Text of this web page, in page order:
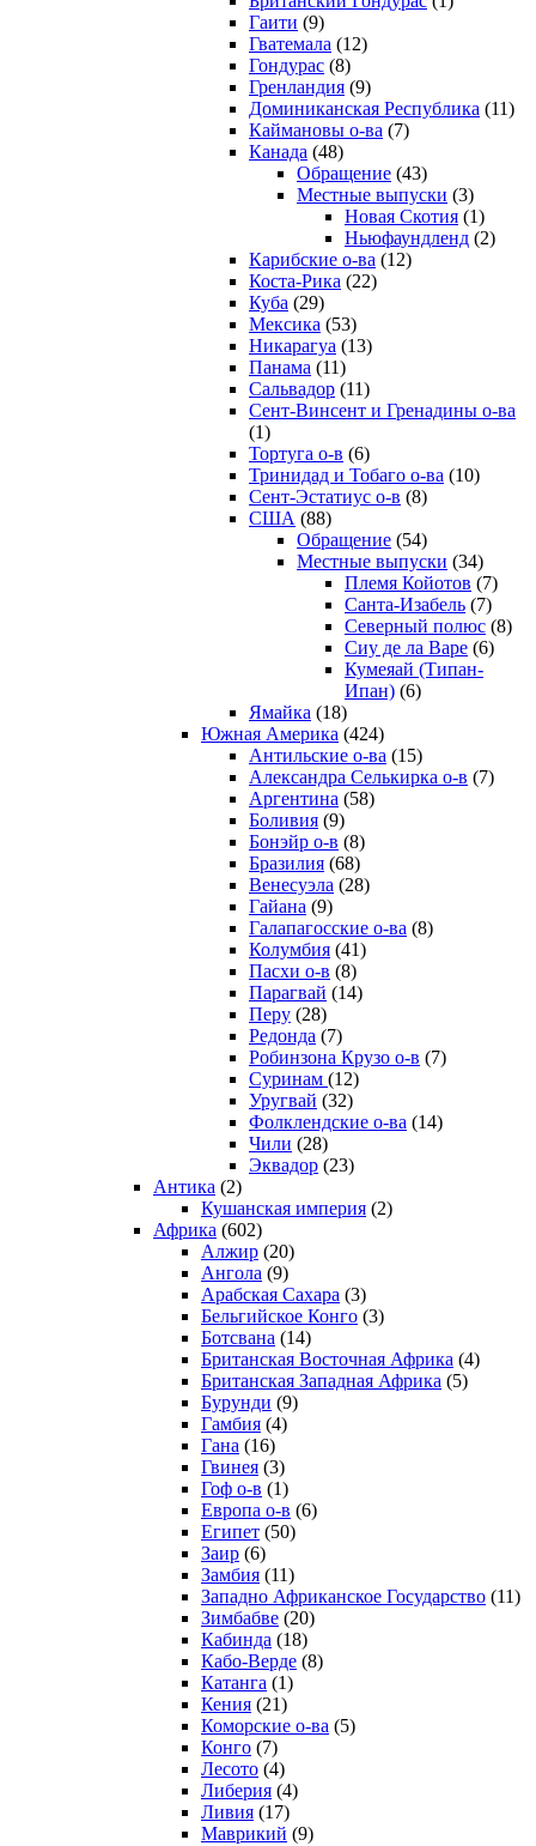
Гаити (9)
Гватемала (12)
Гондурас (8)
Гренландия (9)
Доминиканская Республика (11)
Каймановы о-ва (7)
Канада (48)
Обращение (43)
Местные выпуски (3)
Новая Скотия (1)
Ньюфаундленд (2)
Карибские о-ва (12)
Коста-Рика (22)
Куба (29)
Мексика (53)
Никарагуа (13)
Панама (11)
Сальвадор (11)
Сент-Винсент и Гренадины о-ва
(1)
Тортуга о-в (6)
Тринидад и Тобаго о-ва (10)
Сент-Эстатиус о-в (8)
США (88)
Обращение (54)
Местные выпуски (34)
Племя Койотов (7)
Санта-Изабель (7)
Северный полюс (8)
Сиу де ла Варе (6)
Кумеяай (Типан-
Ипан) (6)
Ямайка (18)
Южная Америка (424)
Антильские о-ва (15)
Александра Селькирка о-в (7)
Аргентина (58)
Боливия (9)
Бонэйр о-в (8)
Бразилия (68)
Венесуэла (28)
Гайана (9)
Галапагосские о-ва (8)
Колумбия (41)
Пасхи о-в (8)
Парагвай (14)
Перу (28)
Редонда (7)
Робинзона Крузо о-в (7)
Суринам (12)
Уругвай (32)
Фолклендские о-ва (14)
Чили (28)
Эквадор (23)
Антика (2)
Кушанская империя (2)
Африка (602)
Алжир (20)
Ангола (9)
Арабская Сахара (3)
Бельгийское Конго (3)
Ботсвана (14)
Британская Восточная Африка (4)
Британская Западная Африка (5)
Бурунди (9)
Гамбия (4)
Гана (16)
Гвинея (3)
Гоф о-в (1)
Европа о-в (6)
Египет (50)
Заир (6)
Замбия (11)
Западно Африканское Государство (11)
Зимбабве (20)
Кабинда (18)
Кабо-Верде (8)
Катанга (1)
Кения (21)
Коморcкие о-ва (5)
Конго (7)
Лесото (4)
Либерия (4)
Ливия (17)
Маврикий (9)